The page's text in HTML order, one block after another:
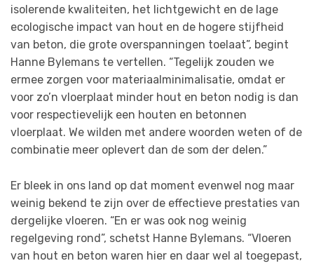
isolerende kwaliteiten, het lichtgewicht en de lage
ecologische impact van hout en de hogere stijfheid
van beton, die grote overspanningen toelaat”, begint
Hanne Bylemans te vertellen. “Tegelijk zouden we
ermee zorgen voor materiaalminimalisatie, omdat er
voor zo’n vloerplaat minder hout en beton nodig is dan
voor respectievelijk een houten en betonnen
vloerplaat. We wilden met andere woorden weten of de
combinatie meer oplevert dan de som der delen.”
Er bleek in ons land op dat moment evenwel nog maar
weinig bekend te zijn over de effectieve prestaties van
dergelijke vloeren. “En er was ook nog weinig
regelgeving rond”, schetst Hanne Bylemans. “Vloeren
van hout en beton waren hier en daar wel al toegepast,